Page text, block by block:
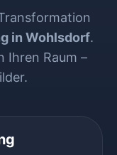
in Wohlsdorf.
Ihren Raum –